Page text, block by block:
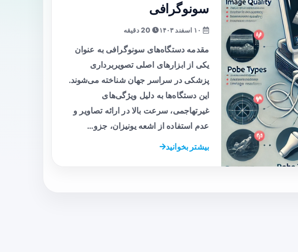
سونوگرافی
20 دقیقه
مقدمه دستگاه‌های سونوگرافی به عنوان
یکی از ابزارهای اصلی تصویربرداری
پزشکی در سراسر جهان شناخته می‌شوند.
این دستگاه‌ها به دلیل ویژگی‌های
غیرتهاجمی، سرعت بالا در ارائه تصاویر و
عدم استفاده از اشعه یونیزان، جزو…
بیشتر بخوانید